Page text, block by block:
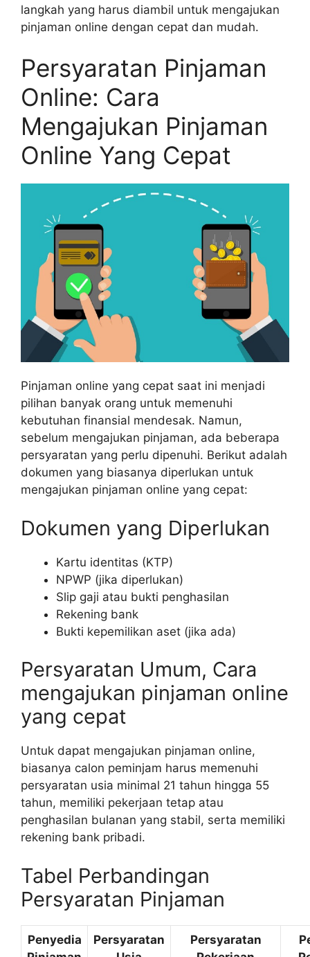
langkah yang harus diambil untuk mengajukan
pinjaman online dengan cepat dan mudah.
Persyaratan Pinjaman
Online: Cara
Mengajukan Pinjaman
Online Yang Cepat
Pinjaman online yang cepat saat ini menjadi
pilihan banyak orang untuk memenuhi
kebutuhan finansial mendesak. Namun,
sebelum mengajukan pinjaman, ada beberapa
persyaratan yang perlu dipenuhi. Berikut adalah
dokumen yang biasanya diperlukan untuk
mengajukan pinjaman online yang cepat:
Dokumen yang Diperlukan
Kartu identitas (KTP)
NPWP (jika diperlukan)
Slip gaji atau bukti penghasilan
Rekening bank
Bukti kepemilikan aset (jika ada)
Persyaratan Umum, Cara
mengajukan pinjaman online
yang cepat
Untuk dapat mengajukan pinjaman online,
biasanya calon peminjam harus memenuhi
persyaratan usia minimal 21 tahun hingga 55
tahun, memiliki pekerjaan tetap atau
penghasilan bulanan yang stabil, serta memiliki
rekening bank pribadi.
Tabel Perbandingan
Persyaratan Pinjaman
Penyedia
Persyaratan
Persyaratan